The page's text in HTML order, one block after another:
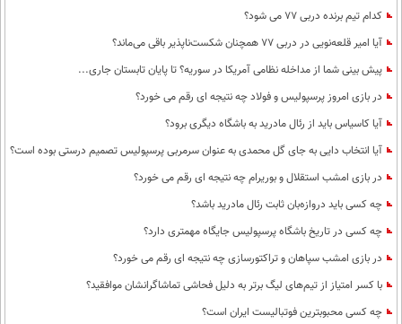
کدام تیم برنده دربی 77 می شود؟
آیا امیر قلعه‌نویی در دربی 77 همچنان شکست‌ناپذیر باقی می‌ماند؟
پیش بینی شما از مداخله نظامی آمریکا در سوریه؟ تا پایان تابستان جاری...
در بازی امروز پرسپولیس و فولاد چه نتیجه ای رقم می خورد؟
آیا کاسیاس باید از رئال مادرید به باشگاه دیگری برود؟
آیا انتخاب دایی به جای گل محمدی به عنوان سرمربی پرسپولیس تصمیم درستی بوده است؟
در بازی امشب استقلال و بوریرام چه نتیجه ای رقم می خورد؟
چه کسی باید دروازه‌بان ثابت رئال مادرید باشد؟
چه کسی در تاریخ باشگاه پرسپولیس جایگاه مهمتری دارد؟
در بازی امشب سپاهان و تراکتورسازی چه نتیجه ای رقم می خورد؟
با کسر امتیاز از تیم‌های لیگ برتر به دلیل فحاشی تماشاگرانشان موافقید؟
چه کسی محبوبترین فوتبالیست ایران است؟